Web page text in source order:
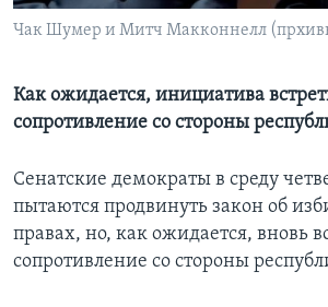
Чак Шумер и Митч Макконнелл
Как ожидается, инициатива
сопротивление со стороны
Сенатские демократы в среду
пытаются продвинуть закон об
правах, но, как ожидается, вновь
сопротивление со стороны